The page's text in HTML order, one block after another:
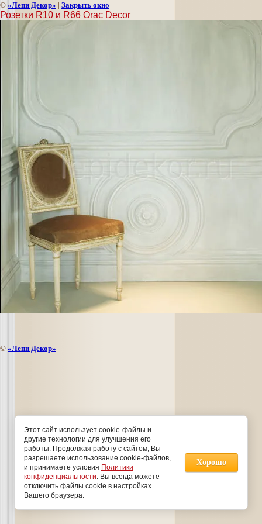
© «Лепи Декор» | Закрыть окно
Розетки R10 и R66 Orac Decor
© «Лепи Декор»
Этот сайт использует cookie-файлы и
другие технологии для улучшения его
работы. Продолжая работу с сайтом, Вы
разрешаете использование cookie-файлов,
и принимаете условия Политики
конфиденциальности. Вы всегда можете
отключить файлы cookie в настройках
Вашего браузера.
Хорошо